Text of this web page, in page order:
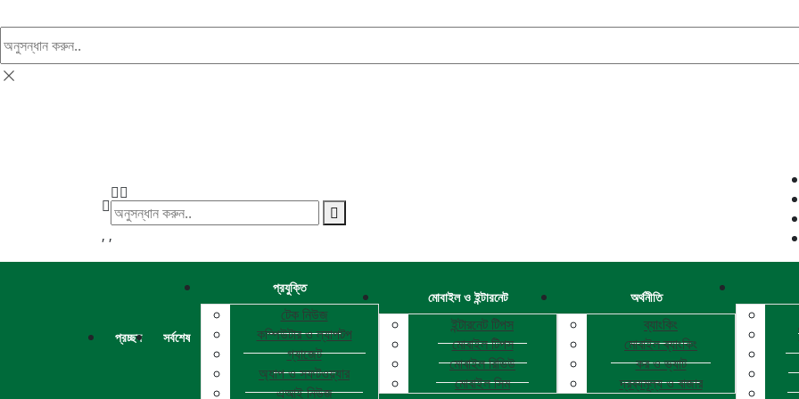
, ,
প্রচ্ছদ সর্বশেষ
প্রযুক্তি
টেক নিউজ
কম্পিউটার ও ল্যাপটপ
গ্যাজেট
অ্যাপ ও সফটওয়্যার
এআই নিউজ
মোবাইল ও ইন্টারনেট
ইন্টারনেট টিপস
মোবাইল টিপস
মোবাইল রিভিউ
মোবাইল সিম
অর্থনীতি
ব্যাংকিং
মোবাইল ব্যাংকিং
কর ও ভ্যাট
দ্রব্যমূল্য ও বাজার